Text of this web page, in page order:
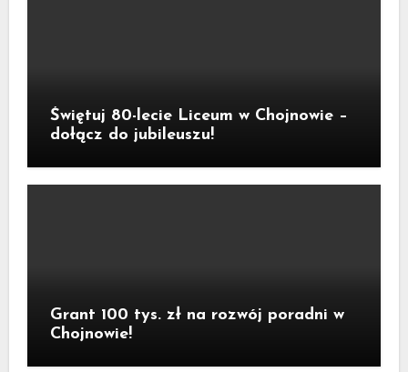
Świętuj 80-lecie Liceum w Chojnowie –
dołącz do jubileuszu!
Grant 100 tys. zł na rozwój poradni w
Chojnowie!